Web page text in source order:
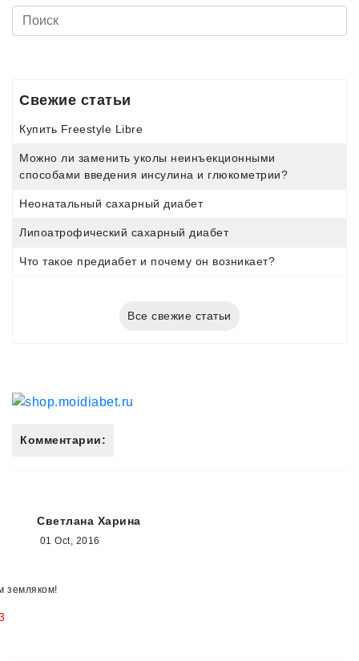
Свежие статьи
Купить Freestyle Libre
Можно ли заменить уколы неинъекционными
способами введения инсулина и глюкометрии?
Неонатальный сахарный диабет
Липоатрофический сахарный диабет
Что такое предиабет и почему он возникает?
Все свежие статьи
Комментарии:
Светлана Харина
01 Oct, 2016
земляком!